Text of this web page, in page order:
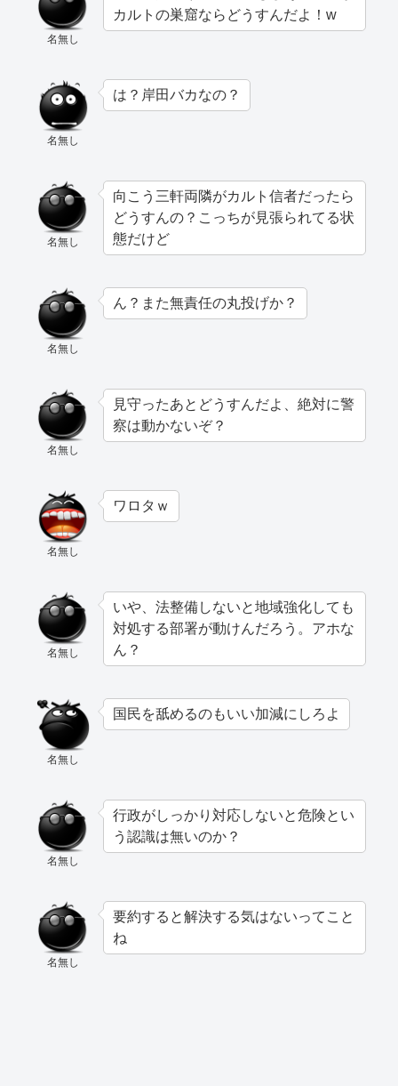
名無し
カルトの巣窟ならどうすんだよ！w
名無し
は？岸田バカなの？
名無し
向こう三軒両隣がカルト信者だったら
どうすんの？こっちが見張られてる状
態だけど
名無し
ん？また無責任の丸投げか？
名無し
見守ったあとどうすんだよ、絶対に警
察は動かないぞ？
名無し
ワロタｗ
名無し
いや、法整備しないと地域強化しても
対処する部署が動けんだろう。アホな
ん？
名無し
国民を舐めるのもいい加減にしろよ
名無し
行政がしっかり対応しないと危険とい
う認識は無いのか？
名無し
要約すると解決する気はないってこと
ね